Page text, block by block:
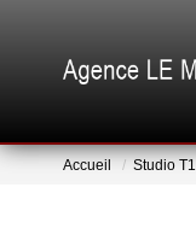
Accueil Studio T1